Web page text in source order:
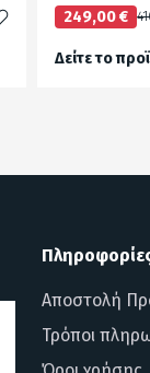
249,00 €
Δείτε το
Αποστολή
Τρόποι